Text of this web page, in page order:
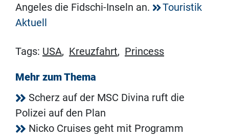
Angeles die Fidschi-Inseln an.
Touristik
Aktuell
Tags: USA, Kreuzfahrt, Princess
Mehr zum Thema
Scherz auf der MSC Divina ruft die
Polizei auf den Plan
Nicko Cruises geht mit Programm